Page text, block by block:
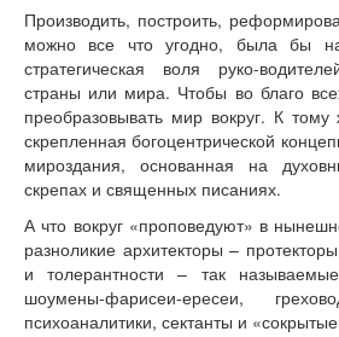
Производить, построить,
можно все что угодно, была бы
стратегическая воля руко-
страны или мира. Чтобы во благо
преобразовывать мир вокруг. К
скрепленная богоцентрической
мироздания, основанная на
скрепах и священных писаниях.
А что вокруг «проповедуют» в
разноликие архитекторы –
и толерантности – так
шоумены-фарисеи-ересеи,
психоаналитики, сектанты и